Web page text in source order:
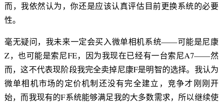
而，我依然认为，你还是应该认真评估目前更换系统的必要
性。
毫无疑问，我未来一定会买入微单相机系统——可能是尼康
Z，也可能是索尼FE，因为我现在已经有一台索尼A7——然
而，这不代表现阶段我完全卖掉尼康F是明智的选择。我认为
微单相机市场的定价机制还没有完全建立，竞争才刚刚开
始，而我现有的F系统能够满足我的大多数需求，所以继续使